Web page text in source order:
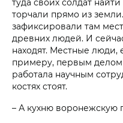
туда своих солдат
торчали прямо из
зафиксировали там
древних людей. И
находят. Местные люди,
примеру, первым делом
работала научным
костях стоят.
– А кухню воронежскую